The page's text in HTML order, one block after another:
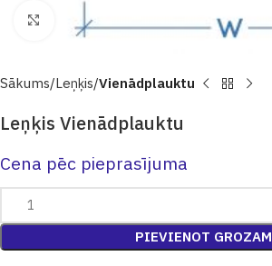
Click to enlarge
Sākums Leņķis Vienādplauktu
Leņķis Vienādplauktu
Cena pēc pieprasījuma
PIEVIENOT GROZAM